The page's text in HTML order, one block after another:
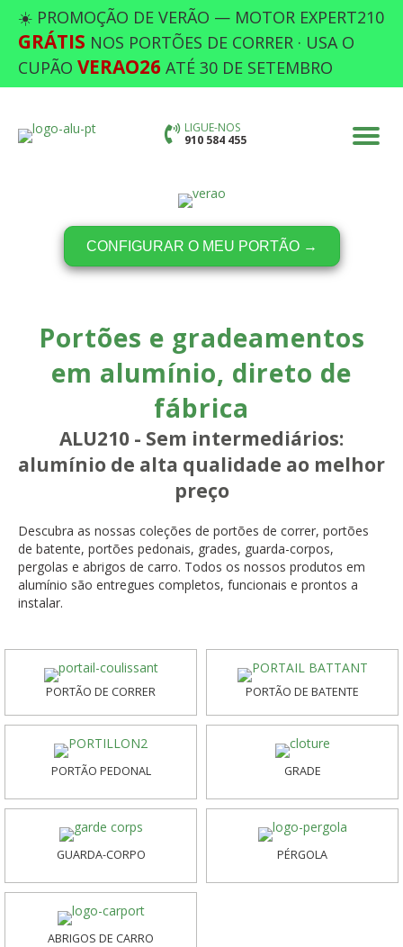
☀️ PROMOÇÃO DE VERÃO — MOTOR EXPERT210
GRÁTIS NOS PORTÕES DE CORRER · USA O
CUPÃO VERAO26 ATÉ 30 DE SETEMBRO
LIGUE-NOS
910 584 455
CONFIGURAR O MEU PORTÃO →
Portões e gradeamentos
em alumínio, direto de
fábrica
ALU210 - Sem intermediários:
alumínio de alta qualidade ao melhor
preço
Descubra as nossas coleções de portões de correr, portões
de batente, portões pedonais, grades, guarda-corpos,
pergolas e abrigos de carro. Todos os nossos produtos em
alumínio são entregues completos, funcionais e prontos a
instalar.
PORTÃO DE CORRER PORTÃO DE BATENTE
PORTÃO PEDONAL GRADE
GUARDA-CORPO PÉRGOLA
ABRIGOS DE CARRO